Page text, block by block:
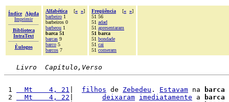
Índice
Ajuda
Imprimir
Biblioteca
IntraText
Èulogos
Alfabética [« »]
barbeiro 1
barbeiros 0
barbeou 1
barca 51
barcas 9
barco 5
barcos 7
Freqüência [« »]
51 56
51 adad
51 apresentaram
51 barca
51 bondade
51 cai
51 comeram
Livro  Capítulo,Verso
1
  Mt    4, 21
filhos de Zebedeu . Estavam na barca
2
  Mt    4, 22
deixaram imediatamente a barca